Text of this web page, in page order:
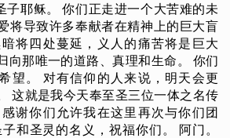
子耶稣。 你们正走进一个大苦难的未
将导致许多奉献者在精神上的巨大盲
将四处蔓延，义人的痛苦将是巨大
向那唯一的道路、真理和生命。 你们
望。 对有信仰的人来说，明天会更
这就是我今天奉至圣三位一体之名传
谢你们允许我在这里再次与你们团
和圣灵的名义，祝福你们。 阿门。